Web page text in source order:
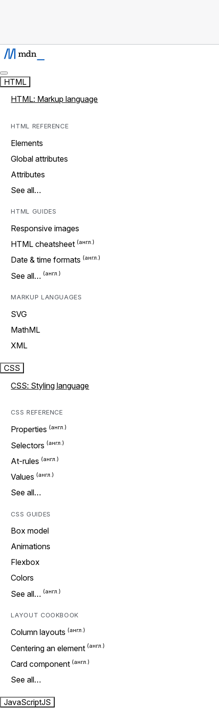
HTML
HTML: Markup language
HTML REFERENCE
Elements
Global attributes
Attributes
See all…
HTML GUIDES
Responsive images
HTML cheatsheet
Date & time formats
See all…
MARKUP LANGUAGES
SVG
MathML
XML
CSS
CSS: Styling language
CSS REFERENCE
Properties
Selectors
At-rules
Values
See all…
CSS GUIDES
Box model
Animations
Flexbox
Colors
See all…
LAYOUT COOKBOOK
Column layouts
Centering an element
Card component
See all…
JavaScriptJS